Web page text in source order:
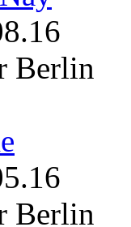
Berlin
Berlin